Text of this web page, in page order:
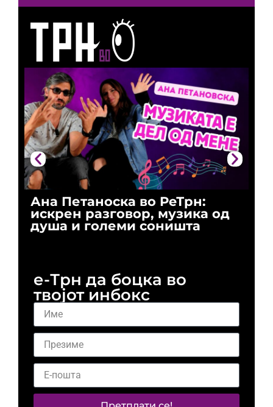
Ана Петаноска во РеТрн:
искрен разговор, музика од
душа и големи соништа
е-Трн да боцка во
твојот инбокс